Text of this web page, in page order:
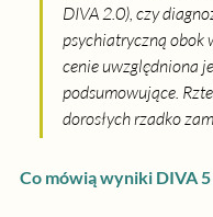
DIVA 2.0), czy
psychiatryczną obok
cenie uwzględniona
podsumowujące.
dorosłych rzadko
Co mówią wyniki DIVA